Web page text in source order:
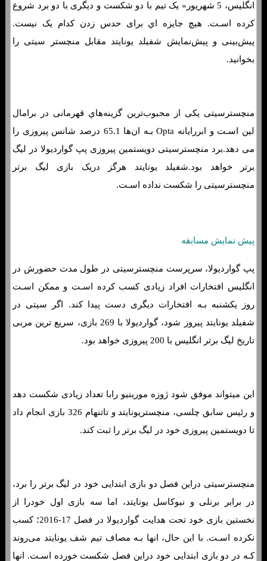
انگلیس، 5 شهریور» یک تیم با دو شکست و دیگری با دو برد شروع
کرده اسـت. هیچ جایزه اي برای حدس زدن کدام یک نیست.
پیش‌بینی و پیش‌نمایش شفیلد یونایتد مقابل منچستر سیتی را
بخوانید.
منچسترسیتی یکی از محبوب‌ترین گزینه‌هاي‌ قهرمانی در برامال
لین اسـت و ابررایانه Opta بـه ان‌ها 65.1 درصد شانس پیروزی را
می دهد.برد منچسترسیتی دویستمین پیروزی پپ گواردیولا در لیگ
برتر خواهد بود.شفیلد یونایتد هرگز دریک بازی لیگ برتر
منچسترسیتی را شکست نداده اسـت.
پیش نمایش مسابقه
پپ گواردیولا، سرپرست منچسترسیتی در طول مدت حضورش در
انگلیس افتخارات افراد زیادی کسب کرده اسـت و ممکن اسـت
روز یکشنبه بـه افتخارات دیگری دست پیدا کند. اگر سیتی در
شفیلد یونایتد پیروز شود، گواردیولا با 269 بازی، سریع ترین مربی
تاریخ لیگ برتر انگلیس با 200 پیروزی خواهد بود.
این میتواند موفق شود ژوزه مورینیو رابا تعداد زیادی شکست دهد
و رئیس سابق چلسی، منچستریونایتد و تاتنهام 326 بازی انجام داد
تا دویستمین پیروزی خود در لیگ برتر را ثبت کند.
منچسترسیتی دراین فصل دو بازی ابتدایی خود در لیگ برتر را برد،
در برابر برنلی و نیوکاسل یونایتد، اما سه بازی اول خودرا از
نخستین بازی خود تحت هدایت گواردیولا در فصل 17-2016؛ کسب
نکرده اسـت. با این حال، انها بـه مصاف تیم شف یونایتد می‌روند
کـه در دو بازی ابتدایی خود دراین فصل شکست خورده اسـت. انها